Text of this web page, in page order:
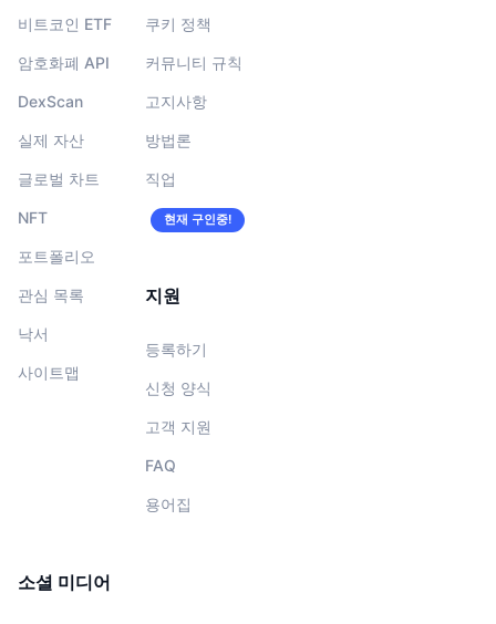
비트코인 ETF
암호화폐 API
DexScan
실제 자산
글로벌 차트
NFT
포트폴리오
관심 목록
낙서
사이트맵
쿠키 정책
커뮤니티 규칙
고지사항
방법론
직업
현재 구인중!
지원
등록하기
신청 양식
고객 지원
FAQ
용어집
소셜 미디어